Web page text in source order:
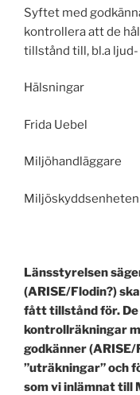
Syftet med
kontrollera att de
tillstånd till, bl.a
Hälsningar
Frida Uebel
Miljöhandläggare
Miljöskyddsenheten
Länsstyrelsen
(ARISE/Flodin?)
fått tillstånd för.
kontrollräkningar
godkänner
”uträkningar” och
som vi inlämnat till